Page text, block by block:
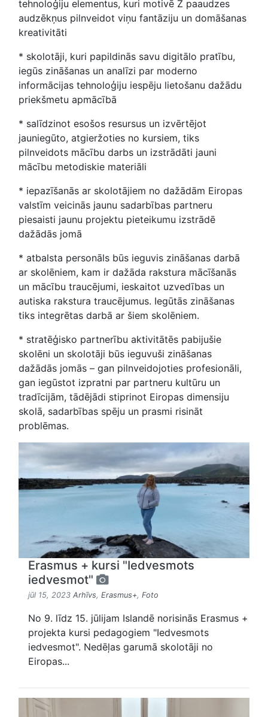
tehnoloģiju elementus, kuri motivē Z paaudzes
audzēkņus pilnveidot viņu fantāziju un domāšanas
kreativitāti
* skolotāji, kuri papildinās savu digitālo pratību,
iegūs zināšanas un analīzi par moderno
informācijas tehnoloģiju iespēju lietošanu dažādu
priekšmetu apmācībā
* salīdzinot esošos resursus un izvērtējot
jauniegūto, atgieržoties no kursiem, tiks
pilnveidots mācību darbs un izstrādāti jauni
mācību metodiskie materiāli
* iepazīšanās ar skolotājiem no dažādām Eiropas
valstīm veicinās jaunu sadarbības partneru
piesaisti jaunu projektu pieteikumu izstrādē
dažādās jomā
* atbalsta personāls būs ieguvis zināšanas darbā
ar skolēniem, kam ir dažāda rakstura mācīšanās
un mācību traucējumi, ieskaitot uzvedības un
autiska rakstura traucējumus. Iegūtās zināšanas
tiks integrētas darbā ar šiem skolēniem.
* stratēģisko partnerību aktivitātēs pabijušie
skolēni un skolotāji būs ieguvuši zināšanas
dažādās jomās – gan pilnveidojoties profesionāli,
gan iegūstot izpratni par partneru kultūru un
tradīcijām, tādējādi stiprinot Eiropas dimensiju
skolā, sadarbības spēju un prasmi risināt
problēmas.
Erasmus + kursi "Iedvesmots
iedvesmot"
jūl 15, 2023 Arhīvs, Erasmus+, Foto
No 9. līdz 15. jūlijam Islandē norisinās Erasmus +
projekta kursi pedagogiem "Iedvesmots
iedvesmot". Nedēļas garumā skolotāji no
Eiropas...